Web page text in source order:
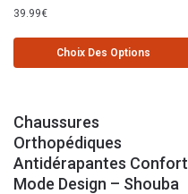
39.99€
Choix Des Options
Chaussures
Orthopédiques
Antidérapantes Confort
Mode Design – Shouba